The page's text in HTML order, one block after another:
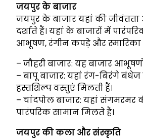
जयपुर के बाजार
जयपुर के बाजार यहां की
दर्शाते हैं। यहां के बाजारों में
आभूषण, रंगीन कपड़े और स्मारिका
– जौहरी बाजार: यह बाजार
– बापू बाजार: यहां रंग-बिरंगे
हस्तशिल्प वस्तुएं मिलती हैं।
– चांदपोल बाजार: यहां संगमरमर
पारंपरिक सामान मिलते हैं।
जयपुर की कला और संस्कृति